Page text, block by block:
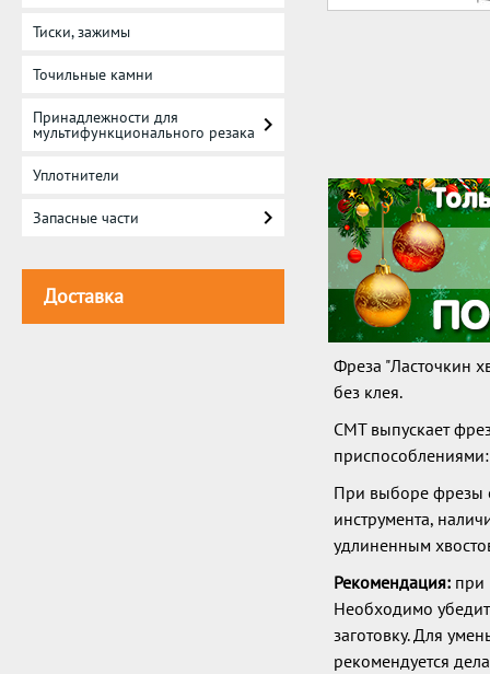
Тиски, зажимы
Точильные камни
Принадлежности для
мультифункционального резака
Уплотнители
Запасные части
Доставка
Фреза "Ласточкин
без клея.
CMT выпускает
При выборе фрезы
инструмента,
удлиненным
Рекомендация: при
Необходимо
заготовку. Для
рекомендуется